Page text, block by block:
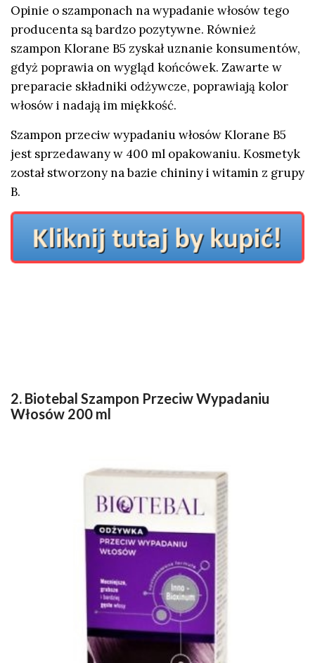
Opinie o szamponach na wypadanie włosów tego
producenta są bardzo pozytywne. Również
szampon Klorane B5 zyskał uznanie konsumentów,
gdyż poprawia on wygląd końcówek. Zawarte w
preparacie składniki odżywcze, poprawiają kolor
włosów i nadają im miękkość.
Szampon przeciw wypadaniu włosów Klorane B5
jest sprzedawany w 400 ml opakowaniu. Kosmetyk
został stworzony na bazie chininy i witamin z grupy
B.
2. Biotebal Szampon Przeciw Wypadaniu
Włosów 200 ml